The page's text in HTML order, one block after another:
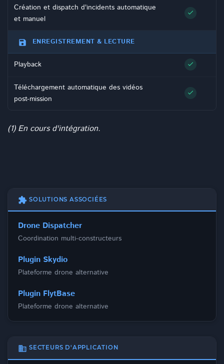
Création et dispatch d'incidents automatique
et manuel
check
save ENREGISTREMENT & LECTURE
Playback check
Téléchargement automatique des vidéos
post-mission
check
(1) En cours d'intégration.
extension SOLUTIONS ASSOCIÉES
Drone Dispatcher
Coordination multi-constructeurs
Plugin Skydio
Plateforme drone alternative
Plugin FlytBase
Plateforme drone alternative
business SECTEURS D'APPLICATION